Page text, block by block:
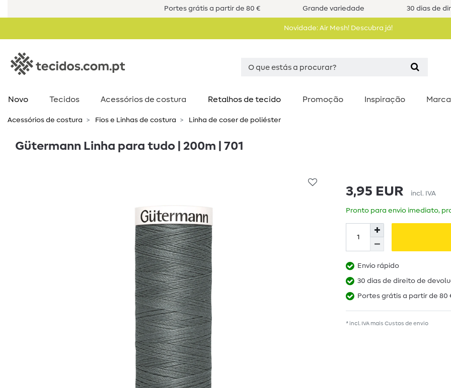
Portes grátis a partir de 80 € Grande variedade 30 dias de
Novidade: Air Mesh! Descubra já!
Novo Tecidos Acessórios de costura​ Retalhos de tecido Promoção Inspiração
Acessórios de costura​ Fios e Linhas de costura Linha de coser de poliéster
Gütermann Linha para tudo | 200m | 701
3,95 EUR incl. IVA
Pronto para envio imediato,
Envio rápido
30 dias de direito de
Portes grátis a partir de 80
* incl. IVA mais Custos de envio